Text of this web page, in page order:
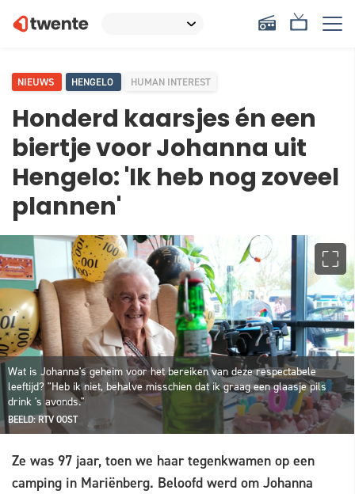
NIEUWS HENGELO HUMAN INTEREST
Honderd kaarsjes én een
biertje voor Johanna uit
Hengelo: 'Ik heb nog zoveel
plannen'
Wat is Johanna's geheim voor het bereiken van deze respectabele
leeftijd? "Heb ik niet, behalve misschien dat ik graag een glaasje pils
drink 's avonds."
BEELD: RTV OOST
Ze was 97 jaar, toen we haar tegenkwamen op een
camping in Mariënberg. Beloofd werd om Johanna